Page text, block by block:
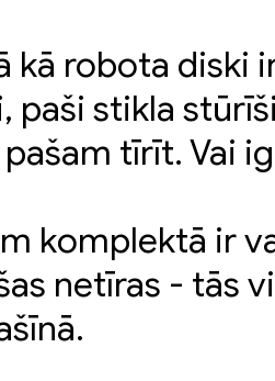
kā robota diski
paši stikla
tīrīt. Vai
komplektā ir
netīras - tās